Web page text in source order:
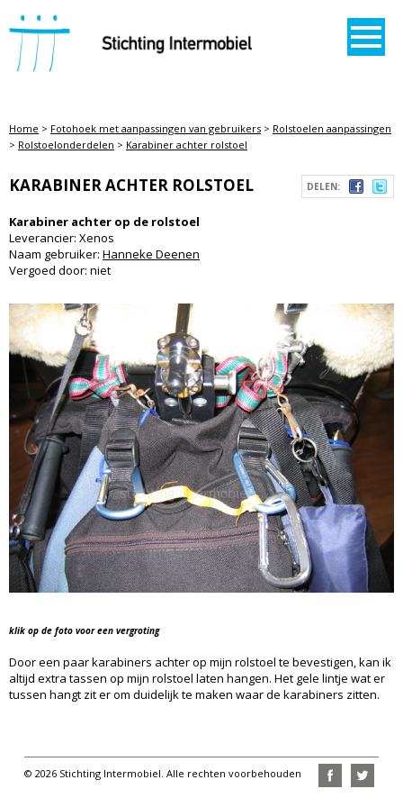
STICHTING INTERMOBIEL
Home > Fotohoek met aanpassingen van gebruikers > Rolstoelen aanpassingen
> Rolstoelonderdelen > Karabiner achter rolstoel
DELEN:
KARABINER ACHTER ROLSTOEL
Karabiner achter op de rolstoel
Leverancier: Xenos
Naam gebruiker: Hanneke Deenen
Vergoed door: niet
klik op de foto voor een vergroting
Door een paar karabiners achter op mijn rolstoel te bevestigen, kan ik
altijd extra tassen op mijn rolstoel laten hangen. Het gele lintje wat er
tussen hangt zit er om duidelijk te maken waar de karabiners zitten.
© 2026 Stichting Intermobiel. Alle rechten voorbehouden